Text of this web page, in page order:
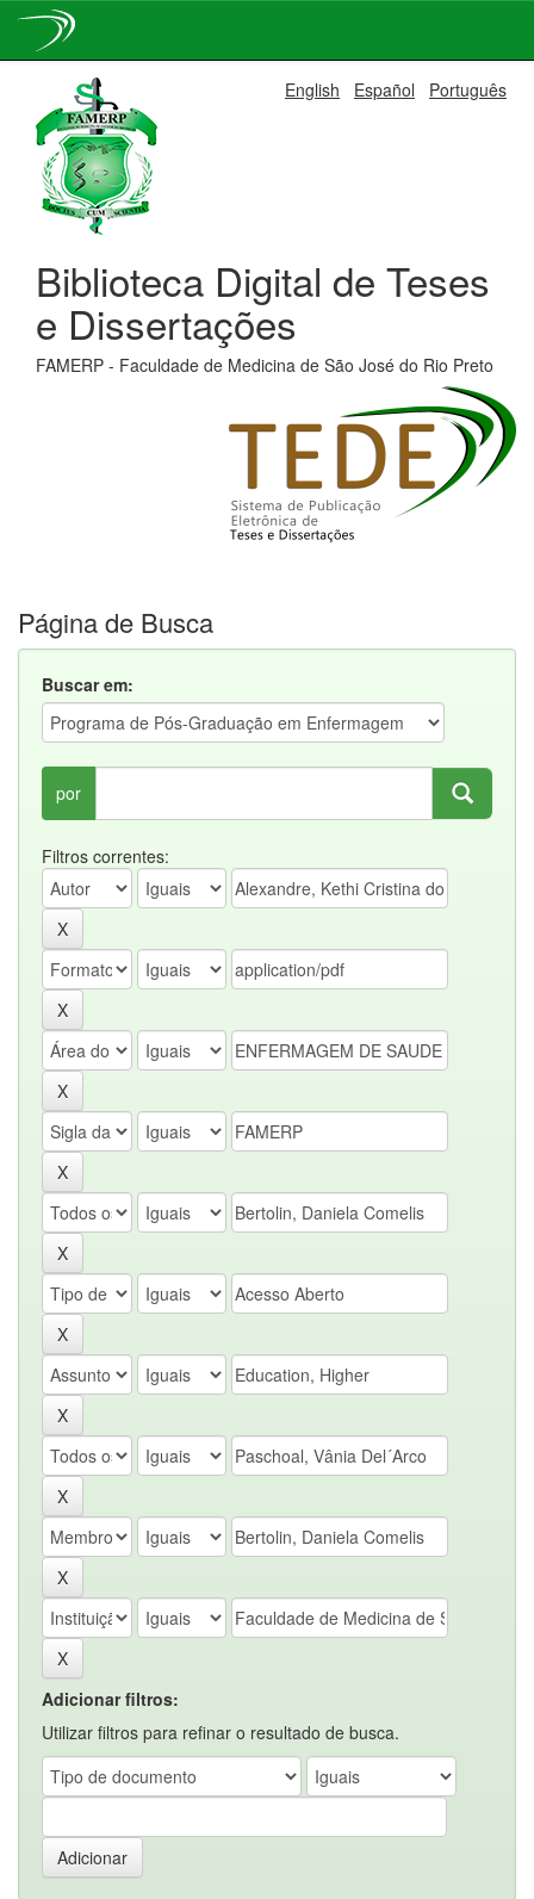
navigation
English Español Português
Biblioteca Digital de Teses
e Dissertações
FAMERP - Faculdade de Medicina de São José do Rio Preto
Página de Busca
Buscar em:
por
Filtros correntes:
Adicionar filtros:
Utilizar filtros para refinar o resultado de busca.